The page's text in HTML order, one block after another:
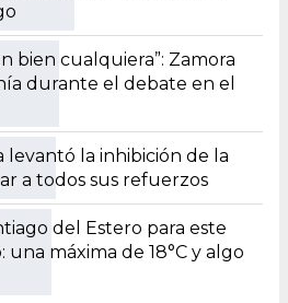
bien cualquiera”: Zamora
durante el debate en el
levantó la inhibición de la
a todos sus refuerzos
del Estero para este
una máxima de 18°C y algo